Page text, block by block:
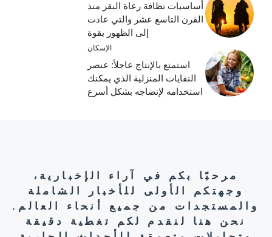
أساسيات نظافة رعاة البقر منذ
القرن التاسع عشر والتي عادت
إلى الظهور بقوة
الإسكان
استمتع بالإنتاج عاجلاً: عنصر
النفايات المنزلية الذي يمكنك
استخدامه لإنضاجه بشكل أسرع
مرحبًا بكم في آراء الإخبارية،
وجهتكم الأولى للأخبار الشاملة
والمستجدات من جميع أنحاء العالم.
نحن هنا لنقدم لكم تغطية دقيقة